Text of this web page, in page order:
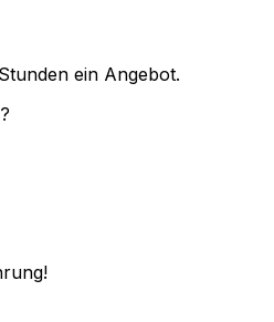
ein Angebot.
!